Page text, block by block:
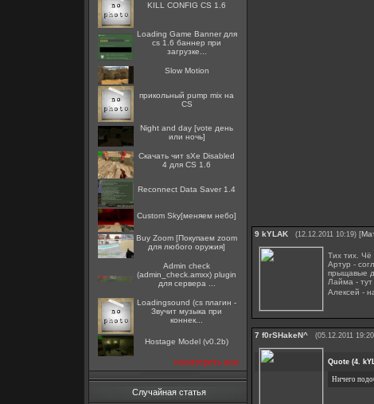
KILL CONFIG CS 1.6
Loading Game Banner для
cs 1.6 баннер при
загрузке...
Slow Motion
прикольный pump mix на
CS
Night and day [vote день
или ночь]
Скачать чит sXe Disabled
4 для CS 1.6
Reconnect Data Saver 1.4
Custom Sky[меняем небо]
Buy Zoom [Покупаем zoom
для любого оружия]
Admin check
(admin_check.amxx) plugin
для сервера ...
Loadingsound (cs плагин -
Звучит музыка при
коннек...
Hostage Model (v0.2b)
посмотреть все
Случайная статья
9 kYLAK (12.12.2011 10:19) [
Тих тих. Чё
Артур -
прыщавые
Лайма -
Алексей -
7 f0rSHakeN^ (05.12.2011
Quote (4.
Ничего